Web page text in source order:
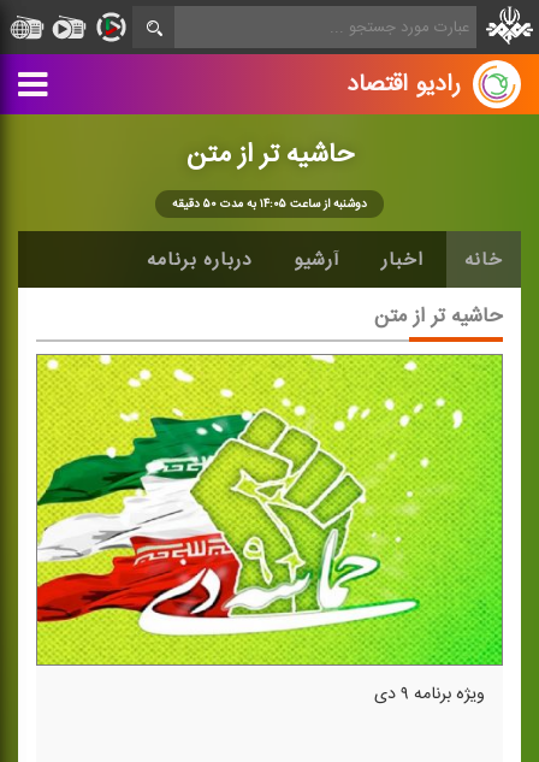
رادیو اقتصاد
حاشیه تر از متن
دوشنبه از ساعت ۱۴:۰۵ به مدت ۵۰ دقیقه
خانه اخبار آرشیو درباره برنامه
حاشیه تر از متن
ویژه برنامه ۹ دی